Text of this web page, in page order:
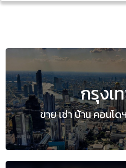
กรุงเ
ขาย เช่า บ้าน คอนโ